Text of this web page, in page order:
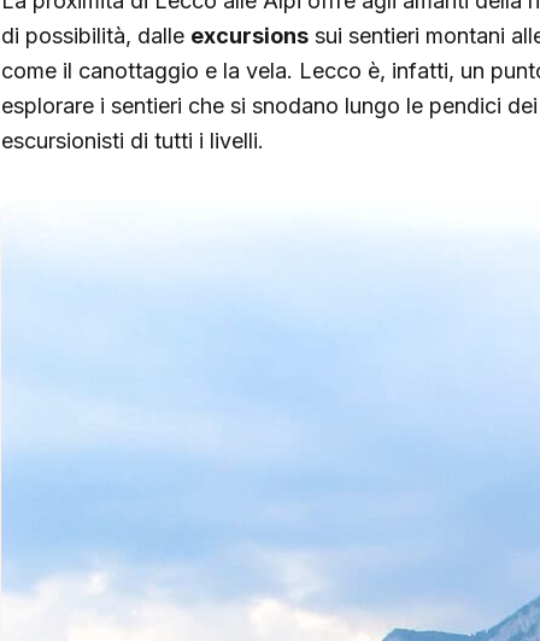
di possibilità, dalle excursionssui sentieri montani
come il canottaggio e la vela. Lecco è, infatti, un
esplorare i sentieri che si snodano lungo le pendici
escursionisti di tutti i livelli.